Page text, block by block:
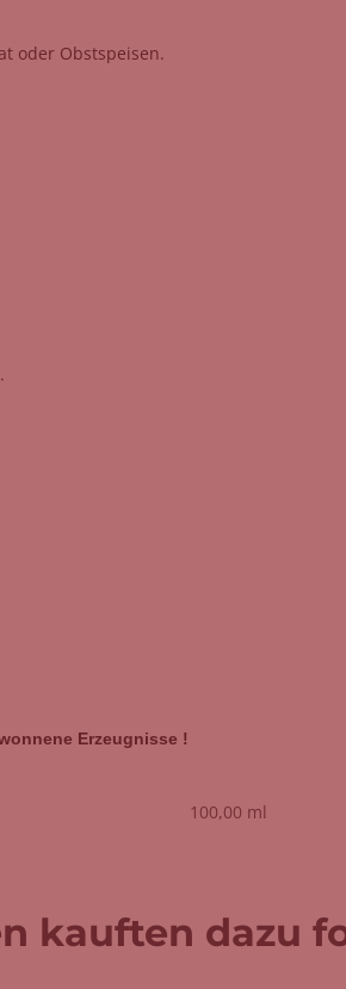
oder Obstspeisen.
Erzeugnisse !
100,00 ml
kauften dazu